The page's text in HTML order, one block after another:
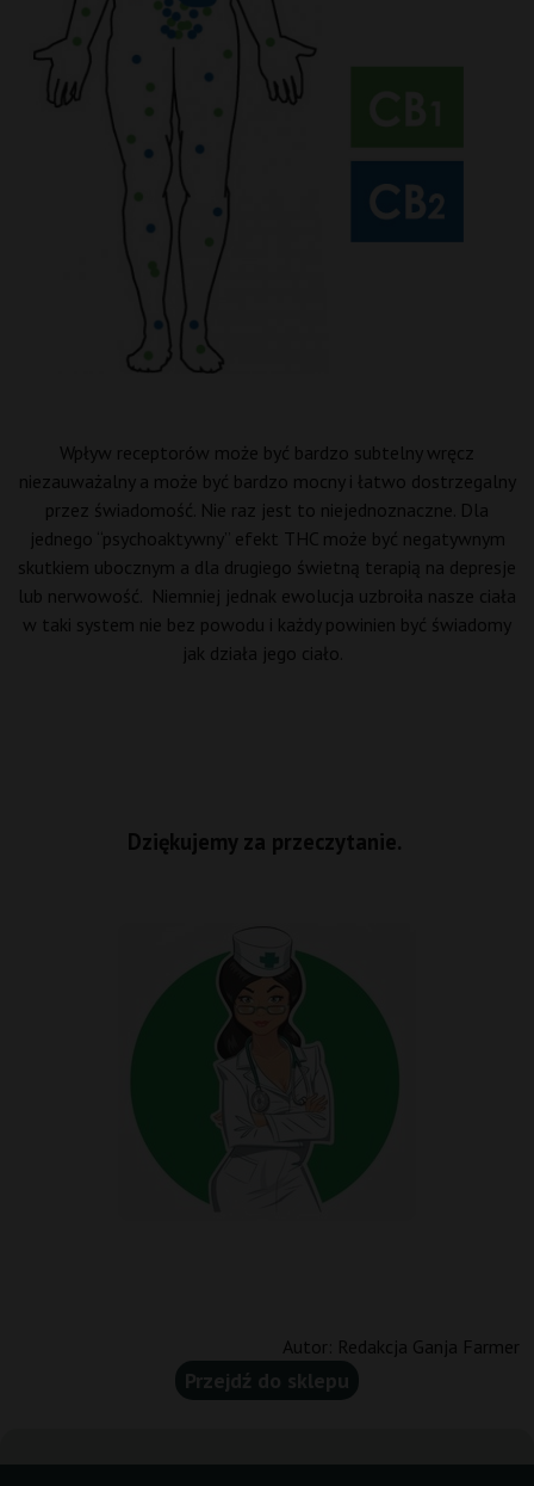
Wpływ receptorów może być bardzo subtelny wręcz
niezauważalny a może być bardzo mocny i łatwo dostrzegalny
przez świadomość. Nie raz jest to niejednoznaczne. Dla
jednego “psychoaktywny” efekt THC może być negatywnym
skutkiem ubocznym a dla drugiego świetną terapią na depresje
lub nerwowość. Niemniej jednak ewolucja uzbroiła nasze ciała
w taki system nie bez powodu i każdy powinien być świadomy
jak działa jego ciało.
Dziękujemy za przeczytanie.
Autor: Redakcja Ganja Farmer
Przejdź do sklepu